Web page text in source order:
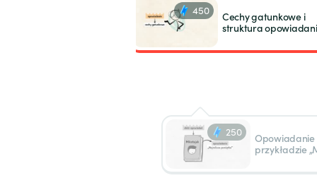
450
Cechy gatunkowe i
struktura
250
Opowiadanie
przykładzie